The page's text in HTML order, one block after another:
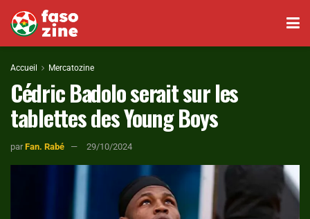
Accueil Mercatozine
Cédric Badolo serait sur les
tablettes des Young Boys
par Fan. Rabé 29/10/2024